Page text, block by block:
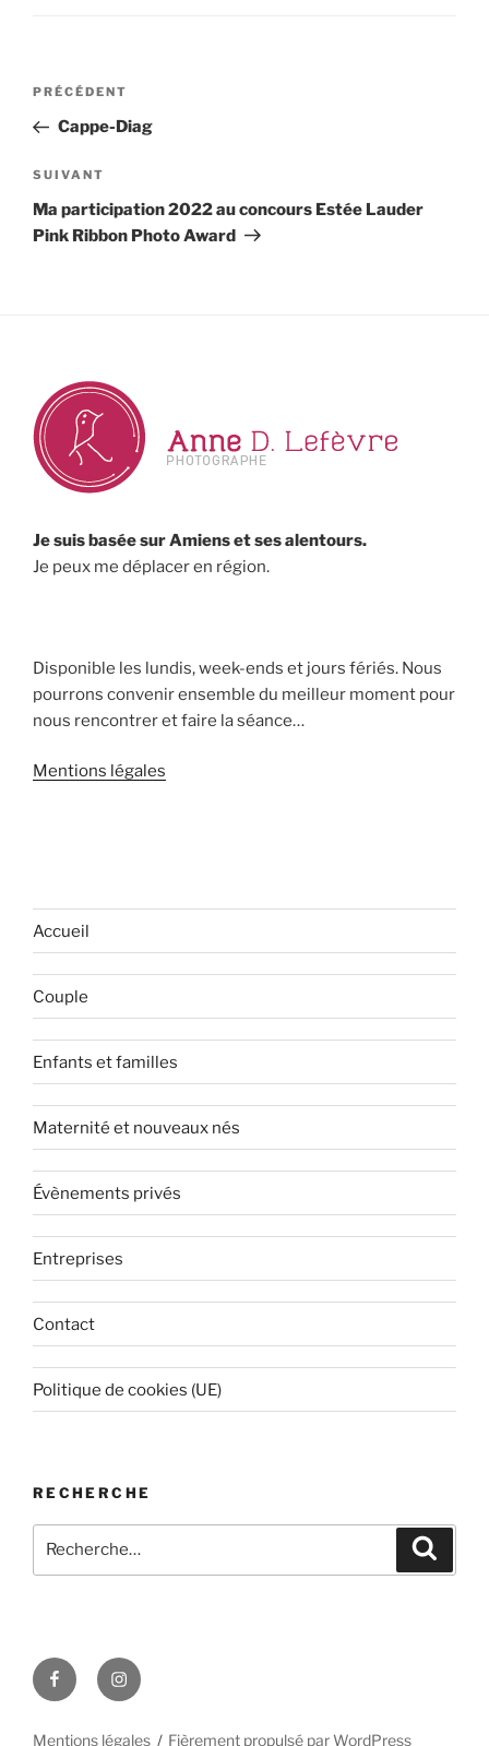
Navigation
l’article
Article
précédent
PRÉCÉDENT
Cappe-Diag
Article
suivant
SUIVANT
Ma participation 2022 au concours Estée Lauder
Pink Ribbon Photo Award
Je suis basée sur Amiens et ses alentours.
Je peux me déplacer en région.
Disponible les lundis, week-ends et jours fériés. Nous
pourrons convenir ensemble du meilleur moment pour
nous rencontrer et faire la séance…
Mentions légales
Accueil
Couple
Enfants et familles
Maternité et nouveaux nés
Évènements privés
Entreprises
Contact
Politique de cookies (UE)
RECHERCHE
pour
FacebookInstagram
Mentions légales Fièrement propulsé par WordPress